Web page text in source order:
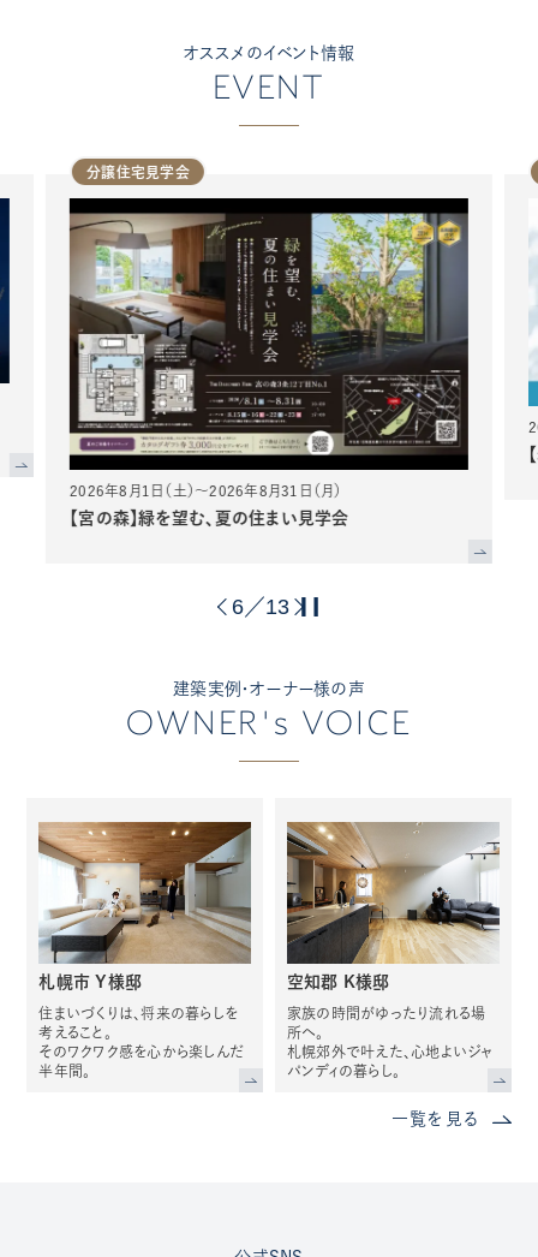
オススメのイベント情報
EVENT
分譲住宅見学会
2026年8月1日（土）～2026年8月31日（月）
【宮の森】緑を望む、夏の住まい見学会
6／13
建築実例・オーナー様の声
OWNER's VOICE
札幌市 Y様邸
住まいづくりは、将来の暮らしを
考えること。
そのワクワク感を心から楽しんだ
半年間。
空知郡 K様邸
家族の時間がゆったり流れる場
所へ。
札幌郊外で叶えた、心地よいジャ
パンディの暮らし。
一覧を見る